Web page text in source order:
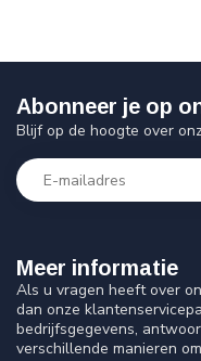
Meer informatie
Als u vragen heeft over
dan onze
bedrijfsgegevens,
verschillende manieren
Abonneer je op
Blijf op de hoogte over